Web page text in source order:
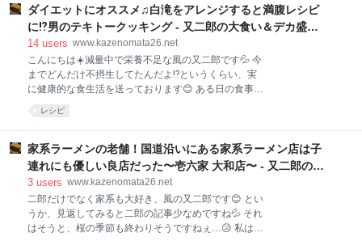
どの混雑に😅 この嵐の中みなさんよく来るなぁ…あ、
自分もだwww 券売機にて購入するは… 大ラーメン＋
極上生たまご（
憧れるように… 現在トレーニング中ですが、私のキャ
パは大体１．５キロ程度💦 私の考える「大食い」と呼
べるキャパは２キロ以上だと思ってますので、私は
「中食い」を名乗っているのです😎 そんなこの日も胃
袋トレーニング💪 なんとなんと、妻がデカ盛りを作っ
てくれるというので、その挑戦を受けて立つことに🔥
のか…楽しみです😆 さて、登場しました⬇️ ズドーーー
戸建て購入者アンケート★ 2017年1月以降、首都圏・
関西にて
ダイエットにオススメ♫白滝をアレンジすると満腹レシピ
に⁉️男のテキトークッキング - 又二郎の大食い＆デカ盛り
＆ラーメン日記
14 users www.kazenomata26.net
こんにちは☀️減量中で栄養不足な風の又二郎です💦 今
までどんだけ不摂生してたんだよ⁉️というくらい、実
に健康的な食生活を送っております😊 ある日の食事🍽
リーくらい？ 短期決戦とはいえ、まだまだチャレンジ
は続きます💪 んで、ここからが本題。 夕食の主食は白
滝なんですが、飽きないようにと色々アレンジを加え
滝」をご紹介します‼️ まずは材料↓ 白滝２３０グラム×
２、鶏ガラスープの素１０グラム、ツナ缶一缶 え？男
のテキトークッキングじゃないの？？って声が聞こえ
レシピ
家系ラーメンの老舗！国道沿いにある家系ラーメン店は子
連れにも優しい良店だった〜壱六家 大和店〜 - 又二郎の大
食い＆デカ盛り＆ラーメン日記
3 users www.kazenomata26.net
二郎だけでなく家系も大好き、風の又二郎です😊 とい
うか、見返してみると二郎の記事少なめですね💦 それ
はそうと、桜の季節も終わりそうですねぇ…😥 私はこ